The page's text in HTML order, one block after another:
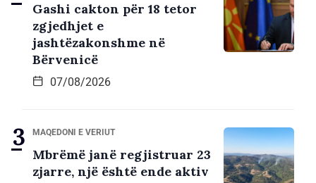
Gashi cakton për 18 tetor
zgjedhjet e
jashtëzakonshme në
Bërvenicë
07/08/2026
MAQEDONI E VERIUT
Mbrëmë janë regjistruar 23
zjarre, një është ende aktiv